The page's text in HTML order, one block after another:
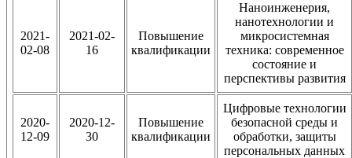
2021-
02-08
2021-02-
16
Повышение
квалификации
Наноинженерия,
нанотехнологии и
микросистемная
техника: современное
состояние и
перспективы развития
2020-
12-09
2020-12-
30
Повышение
квалификации
Цифровые технологии
безопасной среды и
обработки, защиты
персональных данных